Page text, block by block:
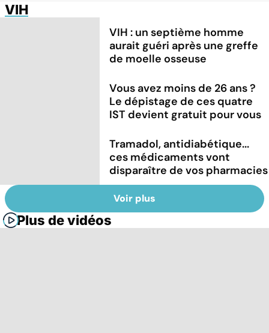
VIH
VIH : un septième homme
aurait guéri après une greffe
de moelle osseuse
Vous avez moins de 26 ans ?
Le dépistage de ces quatre
IST devient gratuit pour vous
Tramadol, antidiabétique...
ces médicaments vont
disparaître de vos pharmacies
Voir plus
Plus de vidéos